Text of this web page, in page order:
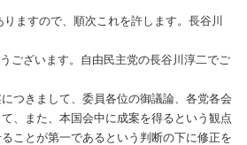
ますので、順次これを許します。長谷川
ございます。自由民主党の長谷川淳二でご
つきまして、委員各位の御議論、各党各会
、また、本国会中に成案を得るという観点
ことが第一であるという判断の下に修正を